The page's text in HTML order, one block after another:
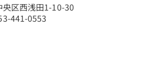
区西浅田1-10-30
441-0553